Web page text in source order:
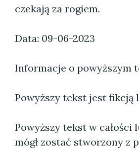
czekają za rogiem.
Data: 09-06-2023
Informacje o powyższym
Powyższy tekst jest fikcją
Powyższy tekst w całości
mógł zostać stworzony z